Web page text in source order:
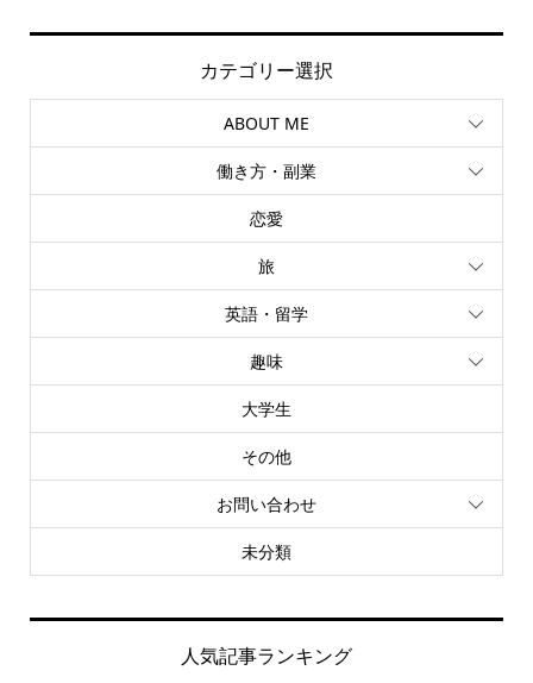
カテゴリー選択
ABOUT ME
働き方・副業
恋愛
旅
英語・留学
趣味
大学生
その他
お問い合わせ
未分類
人気記事ランキング